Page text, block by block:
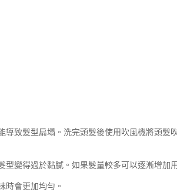
致髮型扁塌。洗完頭髮後使用吹風機將頭髮
變得過於黏膩。如果髮量較多可以逐漸增加
時會更加均勻。